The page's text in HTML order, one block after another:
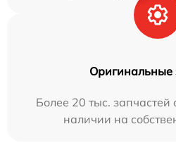
Оригинальные
Более 20 тыс. запчастей
наличии на